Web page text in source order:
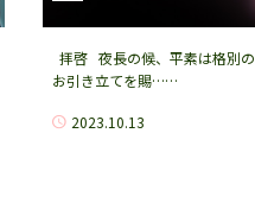
拝啓 夜長の候、平素は格別の
お引き立てを賜……
2023.10.13